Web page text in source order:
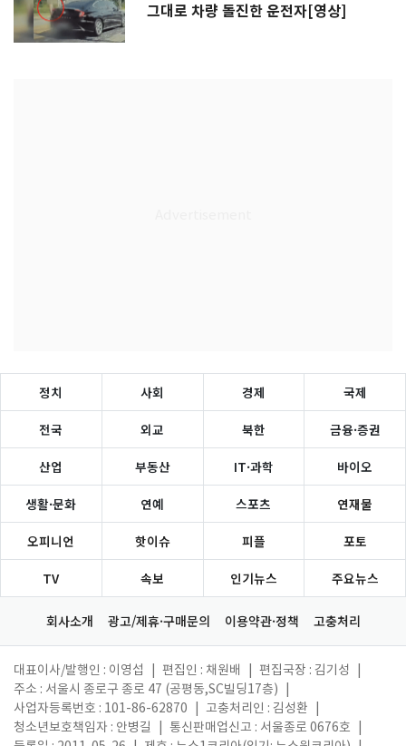
그대로 차량 돌진한 운전자[영상]
정치 사회 경제 국제
전국 외교 북한 금융·증권
산업 부동산 IT·과학 바이오
생활·문화 연예 스포츠 연재물
오피니언 핫이슈 피플 포토
TV 속보 인기뉴스 주요뉴스
회사소개 광고/제휴·구매문의 이용약관·정책 고충처리
대표이사/발행인 : 이영섭 편집인 : 채원배 편집국장 : 김기성
주소 : 서울시 종로구 종로 47 (공평동,SC빌딩17층)
사업자등록번호 : 101-86-62870
고충처리인 : 김성환
청소년보호책임자 : 안병길
통신판매업신고 : 서울종로 0676호